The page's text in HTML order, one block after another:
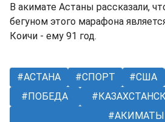
В акимате Астаны рассказали,
бегуном этого марафона
Коичи - ему 91 год.
АСТАНА СПОРТ США
ПОБЕДА
АКИМАТЫ